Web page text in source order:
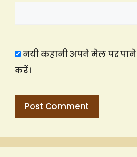
नयी कहानी अपने मेल पर
करें।